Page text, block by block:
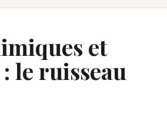
et
le ruisseau